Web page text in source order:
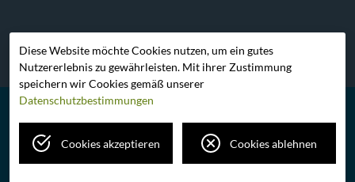
ANSPRECHPARTNER
Diese Website möchte Cookies nutzen, um ein gutes
Nutzererlebnis zu gewährleisten. Mit ihrer Zustimmung
speichern wir Cookies gemäß unserer
Datenschutzbestimmungen
Cookies akzeptieren Cookies ablehnen